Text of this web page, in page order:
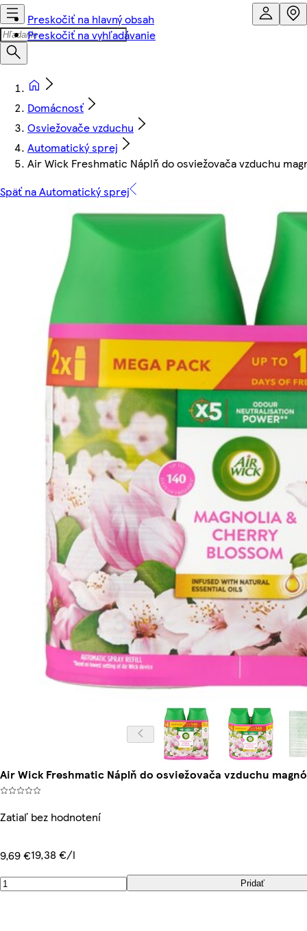
Preskočiť na hlavný obsah
Preskočiť na vyhľadávanie
Domácnosť
Osviežovače vzduchu
Automatický sprej
Air Wick Freshmatic Náplň do osviežovača vzduchu
Späť na Automatický sprej
Air Wick Freshmatic Náplň do osviežovača vzduchu
Zatiaľ bez hodnotení
9,69 €19,38 €/l
Pridať